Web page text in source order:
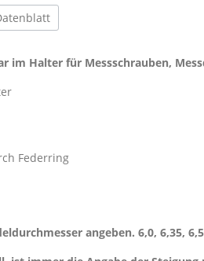
im Halter für Messschrauben,
Federring
angeben. 6,0, 6,35,